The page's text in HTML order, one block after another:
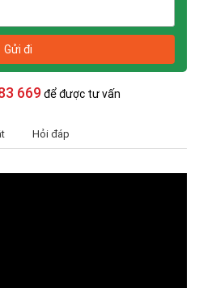
669để được tư vấn
Hỏi đáp